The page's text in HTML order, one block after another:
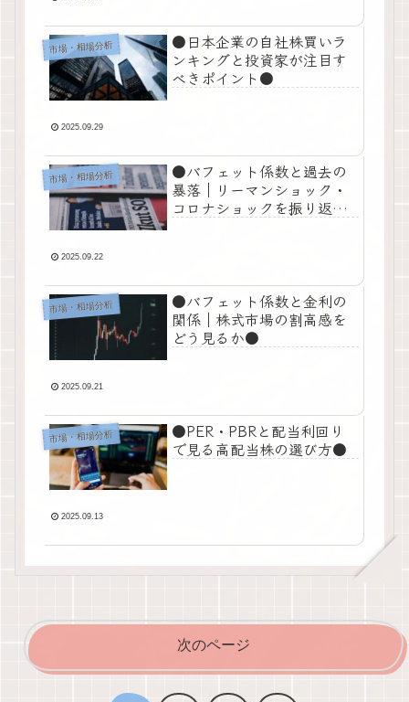
市場・相場分析
●日本企業の自社株買いラ
ンキングと投資家が注目す
べきポイント●
2025.09.29
市場・相場分析
●バフェット係数と過去の
暴落｜リーマンショック・
コロナショックを振り返る
2025.09.22
市場・相場分析
●バフェット係数と金利の
関係｜株式市場の割高感を
どう見るか●
2025.09.21
市場・相場分析
●PER・PBRと配当利回り
で見る高配当株の選び方●
2025.09.13
次のページ